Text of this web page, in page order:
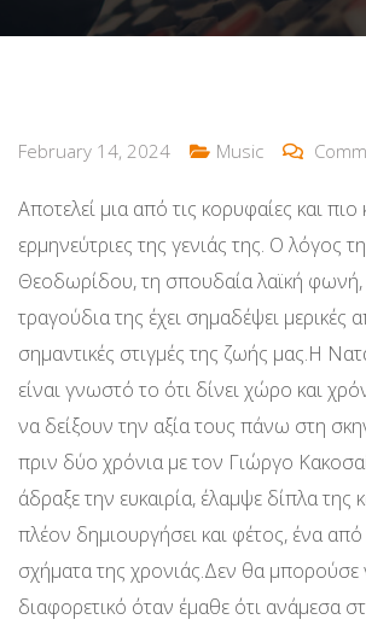
February 14, 2024 Music
Αποτελεί μια από τις κορυφαίες και πιο
ερμηνεύτριες της γενιάς της. Ο λόγος
Θεοδωρίδου, τη σπουδαία λαϊκή φωνή,
τραγούδια της έχει σημαδέψει μερικές
σημαντικές στιγμές της ζωής μας.Η
είναι γνωστό το ότι δίνει χώρο και
να δείξουν την αξία τους πάνω στη
πριν δύο χρόνια με τον Γιώργο
άδραξε την ευκαιρία, έλαμψε δίπλα της
πλέον δημιουργήσει και φέτος, ένα
σχήματα της χρονιάς.Δεν θα μπορούσε
διαφορετικό όταν έμαθε ότι ανάμεσα